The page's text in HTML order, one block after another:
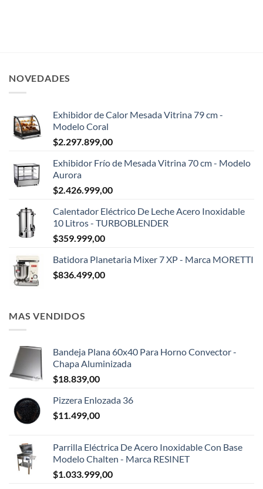
NOVEDADES
Exhibidor de Calor Mesada Vitrina 79 cm -
Modelo Coral
$2.297.899,00
Exhibidor Frío de Mesada Vitrina 70 cm - Modelo
Aurora
$2.426.999,00
Calentador Eléctrico De Leche Acero Inoxidable
10 Litros - TURBOBLENDER
$359.999,00
Batidora Planetaria Mixer 7 XP - Marca MORETTI
$836.499,00
MAS VENDIDOS
Bandeja Plana 60x40 Para Horno Convector -
Chapa Aluminizada
$18.839,00
Pizzera Enlozada 36
$11.499,00
Parrilla Eléctrica De Acero Inoxidable Con Base
Modelo Chalten - Marca RESINET
$1.033.999,00